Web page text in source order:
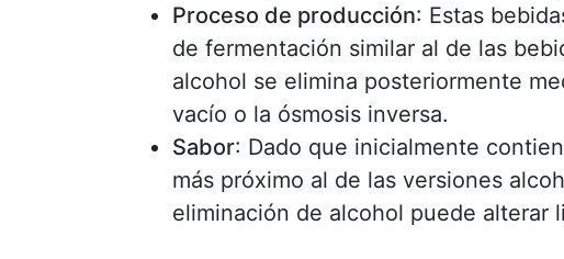
Proceso de producción: Estas
de fermentación similar al de las
alcohol se elimina posteriormente
vacío o la ósmosis inversa.
Sabor: Dado que inicialmente
más próximo al de las versiones
eliminación de alcohol puede alterar